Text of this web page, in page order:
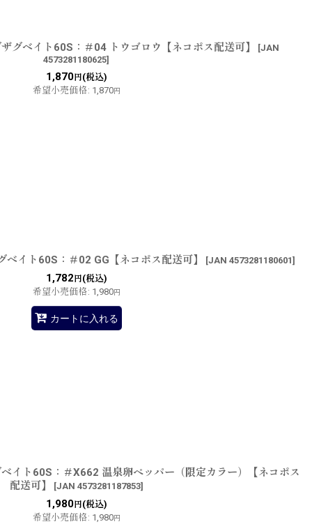
グベイト60S：＃04 トウゴロウ【ネコポス配送可】 [JAN
4573281180625]
1,870円(税込)
希望小売価格: 1,870円
イト60S：＃02 GG【ネコポス配送可】 [JAN 4573281180601]
1,782 円(税込)
希望小売価格: 1,980円
カートに入れる
イト60S：＃X662 温泉卵ペッパー（限定カラー）【ネコポス
配送可】
[JAN 4573281187853]
1,980円(税込)
希望小売価格: 1,980円